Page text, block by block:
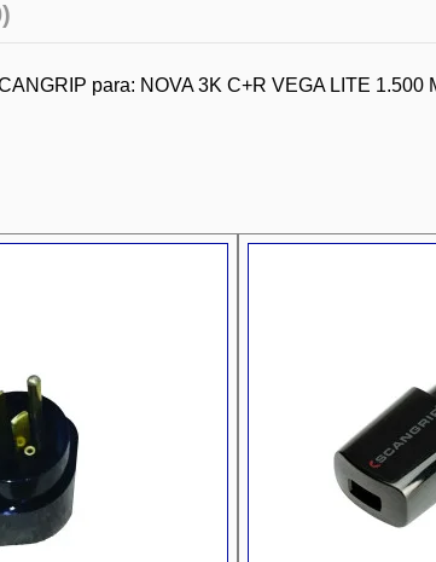
para: NOVA 3K C+R VEGA LITE 1.500